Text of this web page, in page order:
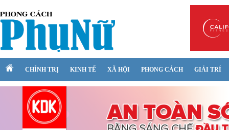
CHÍNH TRỊ KINH TẾ XÃ HỘI PHONG CÁCH GIẢI TRÍ